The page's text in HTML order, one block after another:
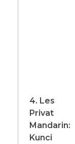
4. Les
Privat
Mandarin:
Kunci